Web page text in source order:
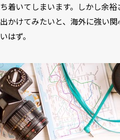
ち着いてしまいます。しかし余
出かけてみたいと、海外に強い
いはず。